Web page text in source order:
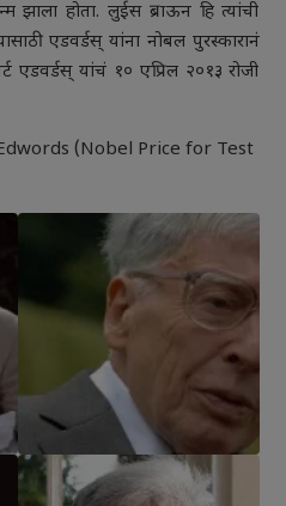
झाला होता. लुईस ब्राऊन हि त्यांची
एडवर्डस् यांना नोबल पुरस्कारानं
एडवर्डस् यांचं १० एप्रिल २०१३ रोजी
(Nobel Price for Test